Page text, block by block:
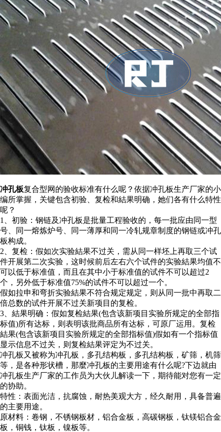
冲孔板复合型网的验收标准有什么呢？依据冲孔板生产厂家的小
编所掌握，关键包含初验、复检和結果明确，她们各有什么特性
呢？
1、初验：钢链及冲孔板是批量工程验收的，每一批应由同一型
号、同一熔炼炉号、同一薄厚和同一冷轧规章制度的钢链或冲孔
板构成。
2、复检：假如次实验結果不过关，需从同一样坯上再取三个试
件开展第二次实验，这时候前后左右六个试件的实验結果均值不
可以低于标准值，而且在其中小于标准值的试件不可以超过2
个，另外低于标准值75%的试件不可以超过一个。
假如拉申和弯折实验結果不符合规定规定，则从同一批中再取二
倍总数的试件开展不过关新项目的复检。
3、結果明确：假如复检結果(包含该新项目实验所规定的全部指
标值)所有达标，则表明该批商品所有达标，可原厂运用。复检
結果(包含该新项目实验所规定的全部指标值)假如有一个指标值
显示信息不过关，则复检結果评定为不过关。
冲孔板又被称为冲孔板，多孔结构板，多孔结构板，矿筛，机筛
等，是各种形状槽，那麼冲孔板的主要用途有什么呢?下边就由
冲孔板生产厂家的工作员为大伙儿解读一下，期待能对您有一定
的协助。
特性：表面光洁，抗腐蚀，耐热美观大方，经久耐用，具备普遍
的主要用途。
原材料：卷钢，不锈钢板材，铝合金板，高碳钢板，钛镁铝合金
板，铜钱，钛板，镍板等。